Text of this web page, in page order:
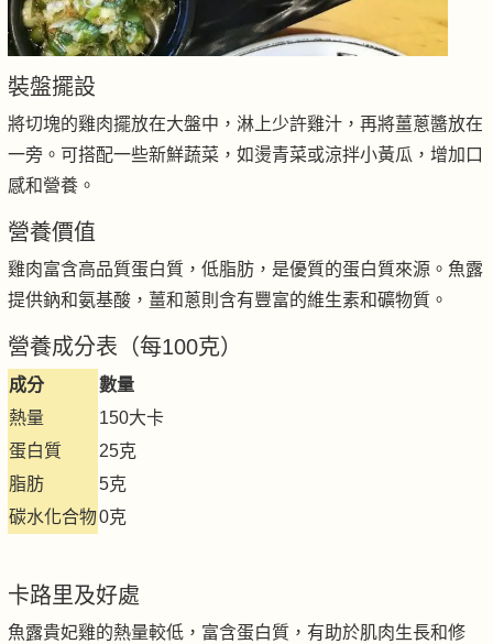
裝盤擺設
將切塊的雞肉擺放在大盤中，淋上少許雞汁，再將薑蔥醬放在
一旁。可搭配一些新鮮蔬菜，如燙青菜或涼拌小黃瓜，增加口
感和營養。
營養價值
雞肉富含高品質蛋白質，低脂肪，是優質的蛋白質來源。魚露
提供鈉和氨基酸，薑和蔥則含有豐富的維生素和礦物質。
營養成分表（每100克）
成分
數量
熱量
150大卡
蛋白質
25克
脂肪
5克
碳水化合物0克
卡路里及好處
魚露貴妃雞的熱量較低，富含蛋白質，有助於肌肉生長和修